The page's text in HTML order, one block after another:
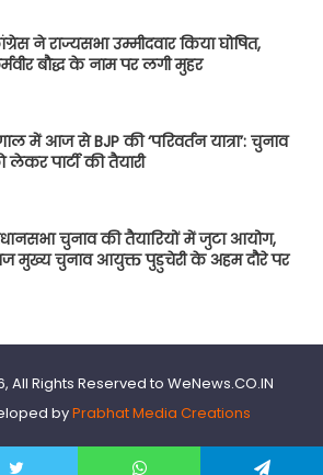
ने राज्यसभा उम्मीदवार किया घोषित,
बौद्ध के नाम पर लगी मुहर
में आज से BJP की ‘परिवर्तन यात्रा’: चुनाव
लेकर पार्टी की तैयारी
चुनाव की तैयारियों में जुटा आयोग,
मुख्य चुनाव आयुक्त पुडुचेरी के अहम दौरे पर
All Rights Reserved to WeNews.CO.IN
byPrabhat Media Creations